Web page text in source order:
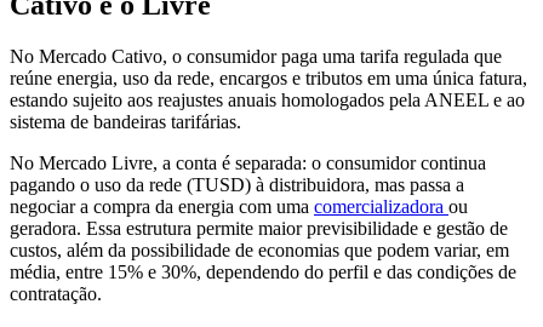
No Mercado Cativo, o consumidor paga uma tarifa regulada que
reúne energia, uso da rede, encargos e tributos em uma única fatura,
estando sujeito aos reajustes anuais homologados pela ANEEL e ao
sistema de bandeiras tarifárias.
No Mercado Livre, a conta é separada: o consumidor continua
pagando o uso da rede (TUSD) à distribuidora, mas passa a
negociar a compra da energia com uma comercializadora ou
geradora. Essa estrutura permite maior previsibilidade e gestão de
custos, além da possibilidade de economias que podem variar, em
média, entre 15% e 30%, dependendo do perfil e das condições de
contratação.